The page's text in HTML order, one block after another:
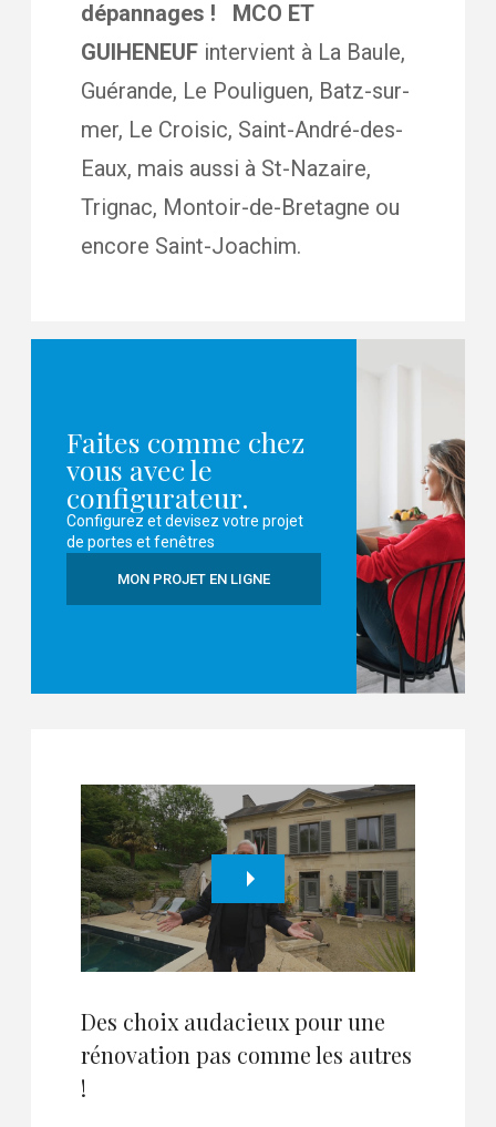
dépannages !
MCO ET
GUIHENEUF intervient à La Baule,
Guérande, Le Pouliguen, Batz-sur-
mer, Le Croisic, Saint-André-des-
Eaux, mais aussi à St-Nazaire,
Trignac, Montoir-de-Bretagne ou
encore Saint-Joachim.
Faites comme chez
vous avec le
configurateur.
Configurez et devisez votre projet
de portes et fenêtres
MON PROJET EN LIGNE
Des choix audacieux pour une
rénovation pas comme les autres
!